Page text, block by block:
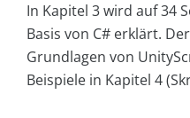
In Kapitel 3 wird auf 34
Basis von C# erklärt.
Grundlagen von
Beispiele in Kapitel 4